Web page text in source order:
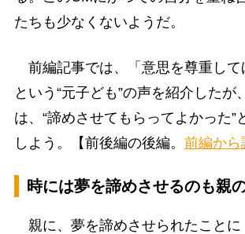
たちも少なくないようだ。
前編記事では、「意思を尊重して
という“元子ども”の声を紹介したが
は、“諦めさせてもらってよかった”
しよう。【前後編の後編。 前編から
時には夢を諦めさせるのも親
親に、夢を諦めさせられたことに